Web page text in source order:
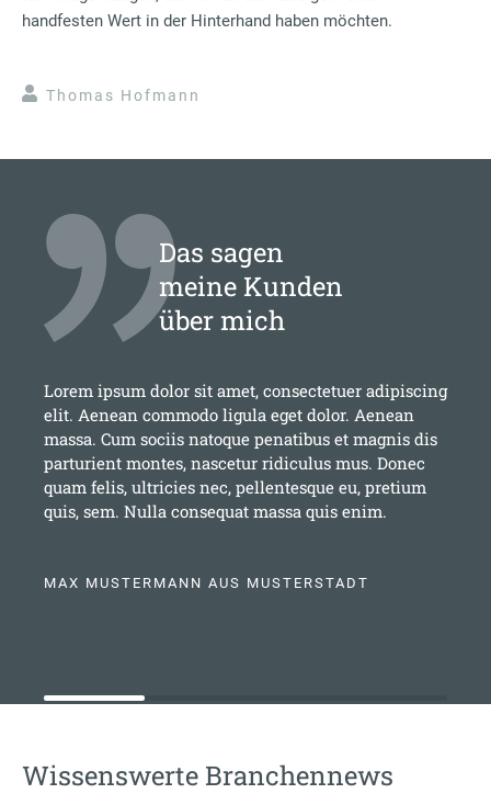
handfesten Wert in der Hinterhand haben möchten.
Thomas Hofmann
Das sagen
meine Kunden
über mich
Lorem ipsum dolor sit amet, consectetuer adipiscing
elit. Aenean commodo ligula eget dolor. Aenean
massa. Cum sociis natoque penatibus et magnis dis
parturient montes, nascetur ridiculus mus. Donec
quam felis, ultricies nec, pellentesque eu, pretium
quis, sem. Nulla consequat massa quis enim.
MAX MUSTERMANN AUS MUSTERSTADT
Wissenswerte Branchennews